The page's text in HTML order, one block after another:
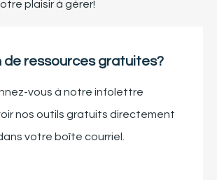
plaisir à gérer!
de ressources gratuites?
vous à notre infolettre
nos outils gratuits directement
votre boîte courriel.